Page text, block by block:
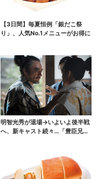
【3日間】毎夏恒例「銀だこ祭
り」、人気No.1メニューがお得に
明智光秀が退場→いよいよ後半戦
へ、新キャスト続々…「豊臣兄